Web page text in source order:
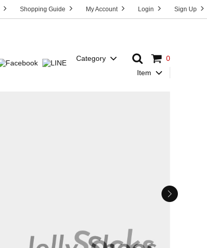
Sign Up
Login
My Account
Shopping Guide
0
Category
Item